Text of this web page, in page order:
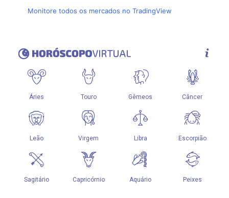
Monitore todos os mercados no TradingView